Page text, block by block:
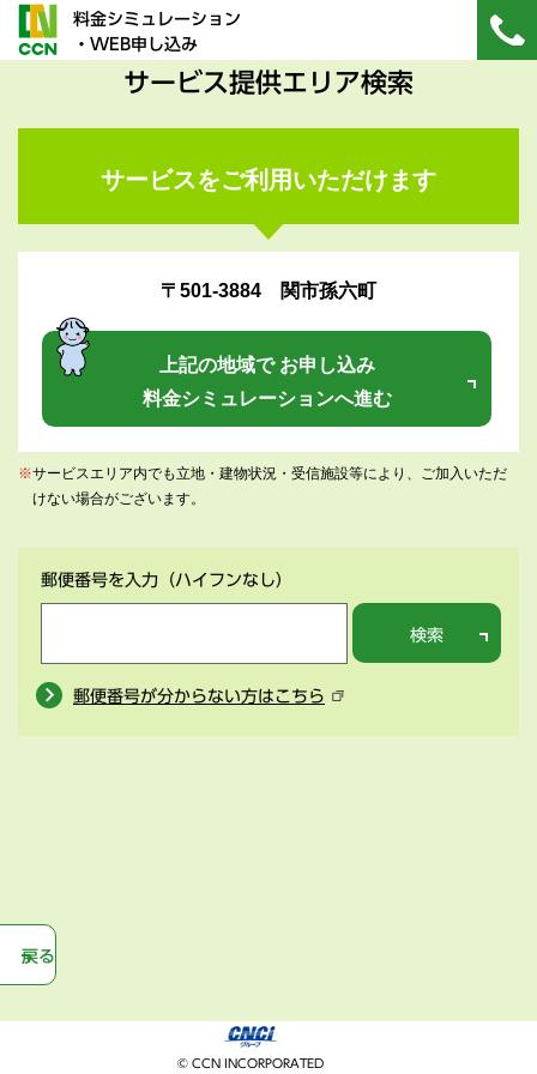
料金シミュレーション
・WEB申し込み
サービス提供エリア検索
サービスをご利用いただけます
〒501-3884 関市孫六町
上記の地域で お申し込み
料金シミュレーションへ進む
※サービスエリア内でも立地・建物状況・受信施設等により、ご加入いただ
けない場合がございます。
郵便番号を入力 （ハイフンなし）
検索
郵便番号が分からない方はこちら
戻る
© CCN INCORPORATED